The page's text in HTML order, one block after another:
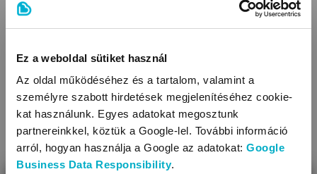
Ez a weboldal sütiket használ
Az oldal működéséhez és a tartalom, valamint a
személyre szabott hirdetések megjelenítéséhez cookie-
kat használunk. Egyes adatokat megosztunk
partnereinkkel, köztük a Google-lel. További információ
arról, hogyan használja a Google az adatokat: Google
Business Data Responsibility.
KAPCSOLÓDÓ BLOGCIKKEK